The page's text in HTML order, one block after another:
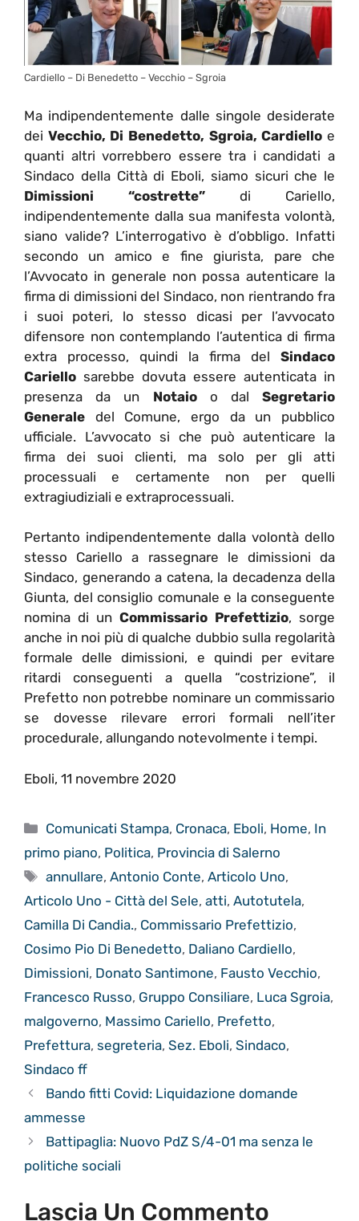
Cardiello – Di Benedetto – Vecchio – Sgroia
Ma indipendentemente dalle singole desiderate
dei Vecchio, Di Benedetto, Sgroia, Cardiello e
quanti altri vorrebbero essere tra i candidati a
Sindaco della Città di Eboli, siamo sicuri che le
Dimissioni “costrette” di Cariello,
indipendentemente dalla sua manifesta volontà,
siano valide? L’interrogativo è d’obbligo. Infatti
secondo un amico e fine giurista, pare che
l’Avvocato in generale non possa autenticare la
firma di dimissioni del Sindaco, non rientrando fra
i suoi poteri, lo stesso dicasi per l’avvocato
difensore non contemplando l’autentica di firma
extra processo, quindi la firma del Sindaco
Cariello sarebbe dovuta essere autenticata in
presenza da un Notaioo dal Segretario
Generale del Comune, ergo da un pubblico
ufficiale. L’avvocato si che può autenticare la
firma dei suoi clienti, ma solo per gli atti
processuali e certamente non per quelli
extragiudiziali e extraprocessuali.
Pertanto indipendentemente dalla volontà dello
stesso Cariello a rassegnare le dimissioni da
Sindaco, generando a catena, la decadenza della
Giunta, del consiglio comunale e la conseguente
nomina di un Commissario Prefettizio, sorge
anche in noi più di qualche dubbio sulla regolarità
formale delle dimissioni, e quindi per evitare
ritardi conseguenti a quella “costrizione”, il
Prefetto non potrebbe nominare un commissario
se dovesse rilevare errori formali nell’iter
procedurale, allungando notevolmente i tempi.
Eboli, 11 novembre 2020
Categorie
Comunicati Stampa, Cronaca, Eboli, Home, In
primo piano, Politica, Provincia di Salerno
Tag
annullare,Antonio Conte,Articolo Uno,
Articolo Uno - Città del Sele, atti, Autotutela,
Camilla Di Candia., Commissario Prefettizio,
Cosimo Pio Di Benedetto, Daliano Cardiello,
Dimissioni, Donato Santimone, Fausto Vecchio,
Francesco Russo, Gruppo Consiliare, Luca Sgroia,
malgoverno, Massimo Cariello, Prefetto,
Prefettura, segreteria, Sez. Eboli, Sindaco,
Sindaco ff
Bando fitti Covid: Liquidazione domande
ammesse
Battipaglia: Nuovo PdZ S/4-01 ma senza le
politiche sociali
Lascia Un Commento